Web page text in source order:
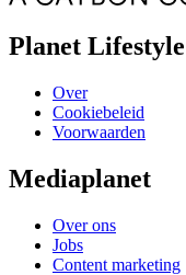
Planet Lifestyle
Over
Cookiebeleid
Voorwaarden
Mediaplanet
Over ons
Jobs
Content marketing